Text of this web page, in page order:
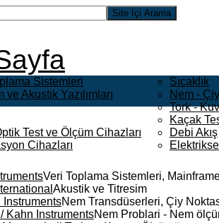
Sistemleri
ve Akustik Yazılımları
Test ve Ölçüm Cihazları
Cihazları
Sıcaklık
Nem -
Tork -
Kaçak
Debi Akış
Veri Toplama Sistemleri,
Akustik ve Titresim
InstrumentsNem Transdüserleri, Çiy
Kahn InstrumentsNem Problari - Nem